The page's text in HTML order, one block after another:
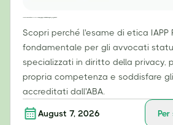
Scopri perché l'esame di etica IAPP
fondamentale per gli avvocati
specializzati in diritto della privacy,
propria competenza e soddisfare
accreditati dall'ABA.
August 7, 2026 Per